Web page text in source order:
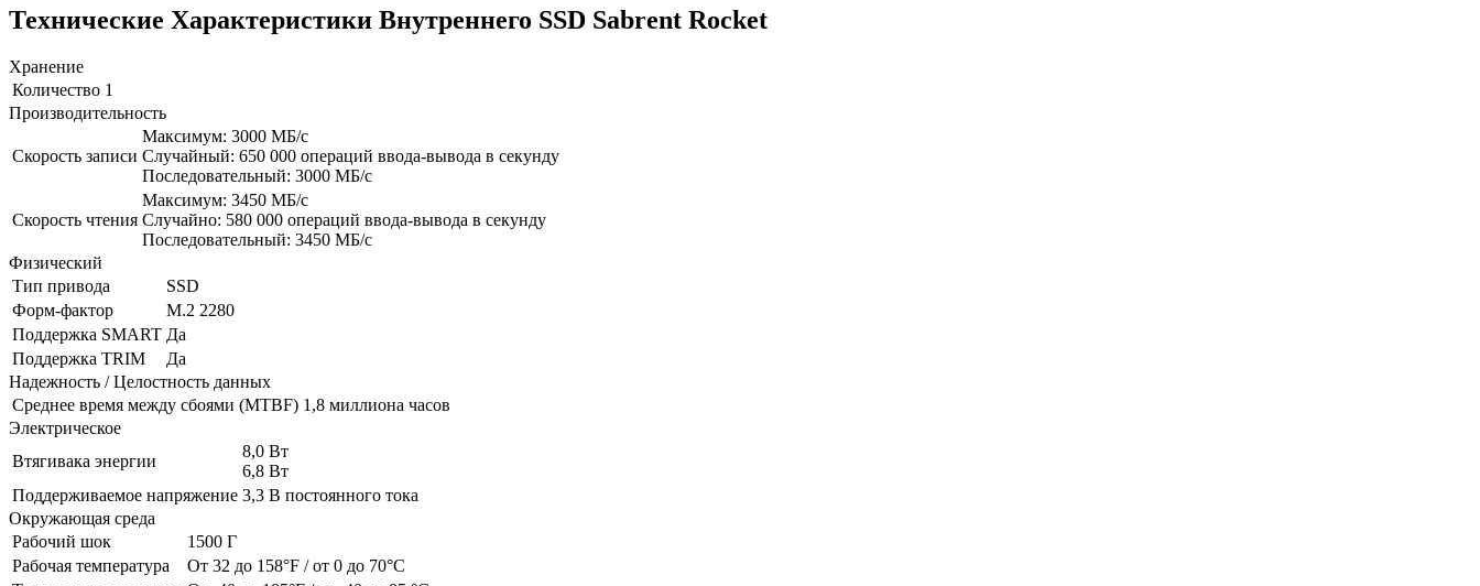
Технические Характеристики Внутреннего SSD Sabrent Rocket
Хранение
Количество 1
Производительность
Скорость записи
Максимум: 3000 МБ/с
Случайный: 650 000 операций ввода-вывода в секунду
Последовательный: 3000 МБ/с
Скорость чтения
Максимум: 3450 МБ/с
Случайно: 580 000 операций ввода-вывода в секунду
Последовательный: 3450 МБ/с
Физический
Тип привода
SSD
Форм-фактор
М.2 2280
Поддержка SMART Да
Поддержка TRIM
Да
Надежность / Целостность данных
Среднее время между сбоями (MTBF) 1,8 миллиона часов
Электрическое
Втягивака энергии
8,0 Вт
6,8 Вт
Поддерживаемое напряжение 3,3 В постоянного тока
Окружающая среда
Рабочий шок
1500 Г
Рабочая температура
От 32 до 158°F / от 0 до 70°C